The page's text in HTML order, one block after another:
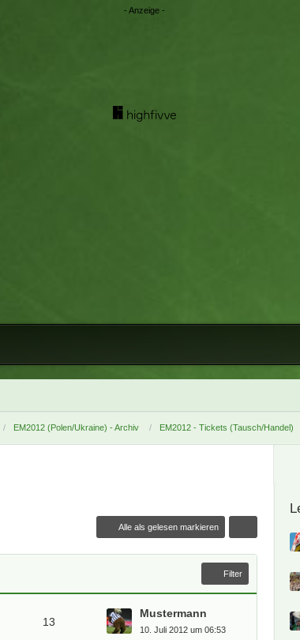
EM2012 (Polen/Ukraine) - Archiv EM2012 - Tickets (Tausch/Handel)
Alle als gelesen markieren
Filter
13
Mustermann
10. Juli 2012 um 06:53